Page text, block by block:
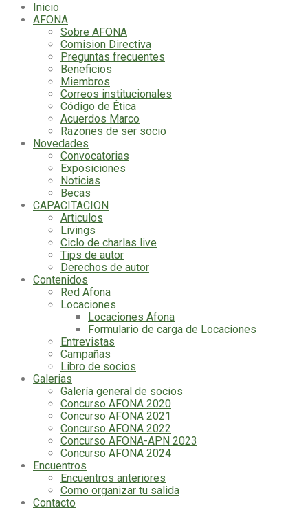
Inicio
AFONA
Sobre AFONA
Comision Directiva
Preguntas frecuentes
Beneficios
Miembros
Correos institucionales
Código de Ética
Acuerdos Marco
Razones de ser socio
Novedades
Convocatorias
Exposiciones
Noticias
Becas
CAPACITACION
Articulos
Livings
Ciclo de charlas live
Tips de autor
Derechos de autor
Contenidos
Red Afona
Locaciones
Locaciones Afona
Formulario de carga de Locaciones
Entrevistas
Campañas
Libro de socios
Galerias
Galería general de socios
Concurso AFONA 2020
Concurso AFONA 2021
Concurso AFONA 2022
Concurso AFONA-APN 2023
Concurso AFONA 2024
Encuentros
Encuentros anteriores
Como organizar tu salida
Contacto